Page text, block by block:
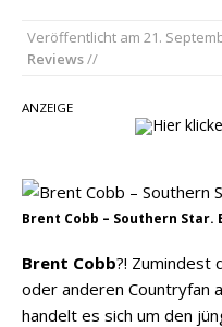
„Choosin‘
Talks“ –
Country
Morgan
Veröffentlicht am 21.
Reviews//
ANZEIGE
Brent Cobb – Southern
Brent Cobb?! Zumindest
oder anderen Countryfan
handelt es sich um den